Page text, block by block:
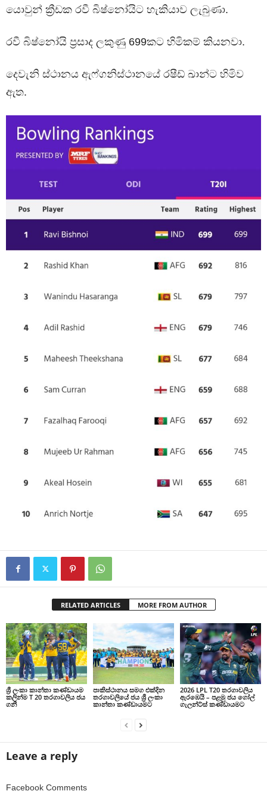
යොවුන් ක්‍රීඩක රවී බිෂ්නෝයිට හැකියාව ලැබුණා.
රවී බිෂ්නෝයි ප්‍රසාද ලකුණු 699කට හිමිකම් කියනවා.
දෙවැනි ස්ථානය ඇෆ්ගනිස්ථානයේ රෂීඩ් ඛාන්ට හිමිව
ඇත.
RELATED ARTICLES MORE FROM AUTHOR
ශ්‍රී ලංකා කාන්තා කණ්ඩායම
කලින්ම T 20 තරගාවලිය ජය
ගනී
පාකිස්ථානය සමග එක්දින
තරගාවලියේ ජය ශ්‍රී ලංකා
කාන්තා කණ්ඩායමට
2026 LPL T20 තරගාවලිය
ඇරඹෙයි – පළමු ජය ගෝල්
ගැලන්ට්ස් කණ්ඩායමට
Leave a reply
Facebook Comments